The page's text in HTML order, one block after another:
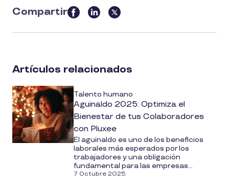
Compartir
this
article
social
media
Artículos relacionados
Talento humano
Aguinaldo 2025: Optimiza el
Bienestar de tus Colaboradores
con Pluxee
El aguinaldo es uno de los beneficios
laborales más esperados por los
trabajadores y una obligación
fundamental para las empresas...
7 Octubre 2025